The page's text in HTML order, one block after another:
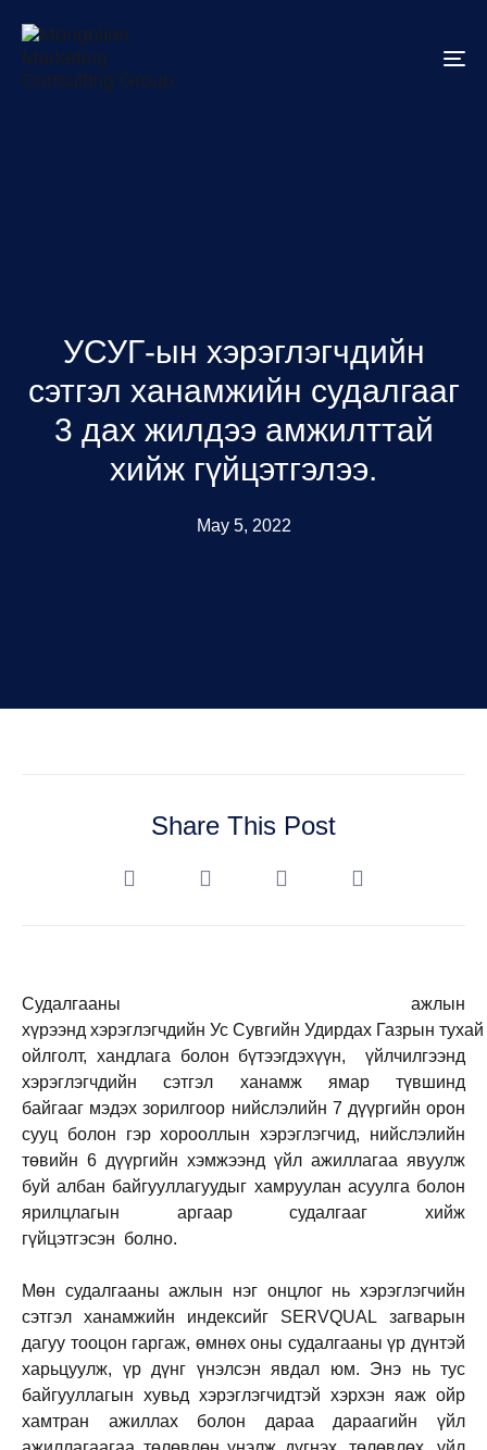
УСУГ-ын хэрэглэгчдийн
сэтгэл ханамжийн судалгааг
3 дах жилдээ амжилттай
хийж гүйцэтгэлээ.
May 5, 2022
Share This Post
Судалгааны ажлын
хүрээнд хэрэглэгчдийн Ус Сувгийн Удирдах Газрын тухай
ойлголт, хандлага болон бүтээгдэхүүн, үйлчилгээнд
хэрэглэгчдийн сэтгэл ханамж ямар түвшинд
байгааг мэдэх зорилгоор нийслэлийн 7 дүүргийн орон
сууц болон гэр хорооллын хэрэглэгчид, нийслэлийн
төвийн 6 дүүргийн хэмжээнд үйл ажиллагаа явуулж
буй албан байгууллагуудыг хамруулан асуулга болон
ярилцлагын аргаар судалгааг хийж
гүйцэтгэсэн болно.
Мөн судалгааны ажлын нэг онцлог нь хэрэглэгчийн
сэтгэл ханамжийн индексийг SERVQUAL загварын
дагуу тооцон гаргаж, өмнөх оны судалгааны үр дүнтэй
харьцуулж, үр дүнг үнэлсэн явдал юм. Энэ нь тус
байгууллагын хувьд хэрэглэгчидтэй хэрхэн яаж ойр
хамтран ажиллах болон дараа дараагийн үйл